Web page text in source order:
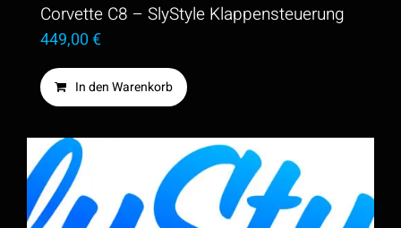
Corvette C8 – SlyStyle Klappensteuerung
449,00€
In den Warenkorb